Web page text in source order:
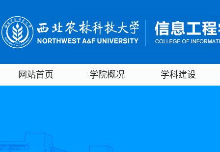
网站首页 学院概况 学科建设